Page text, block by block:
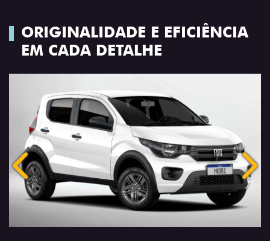
ORIGINALIDADE E EFICIÊNCIA
EM CADA DETALHE
Anterior